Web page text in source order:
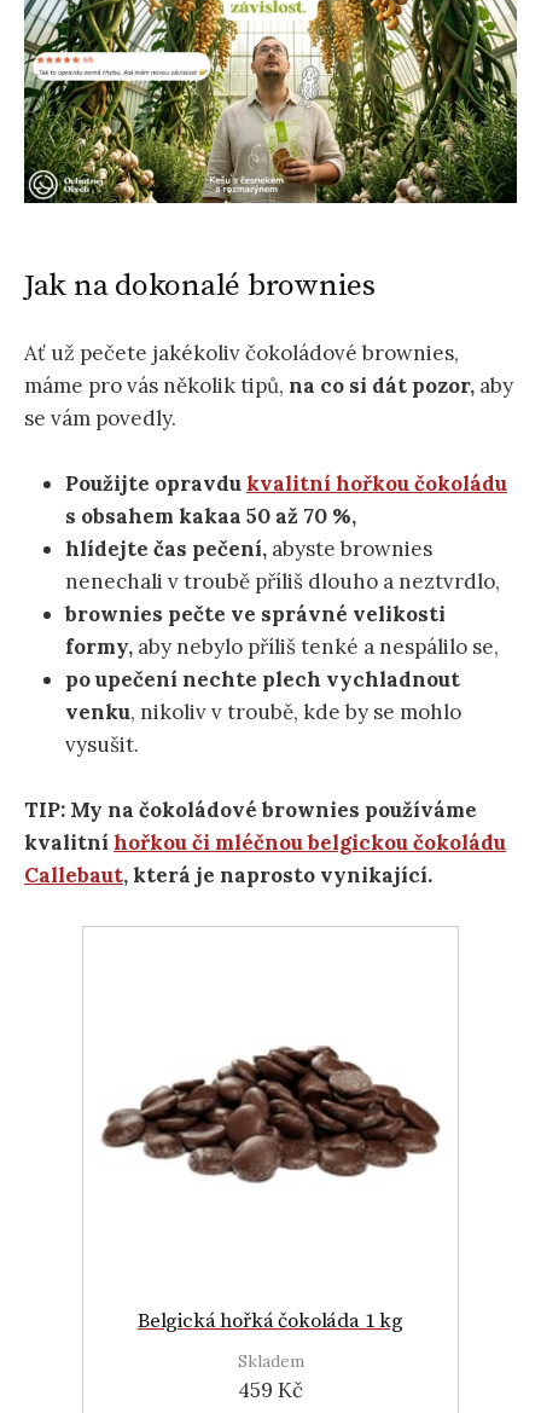
Jak na dokonalé brownies
Ať už pečete jakékoliv čokoládové brownies,
máme pro vás několik tipů, na co si dát pozor, aby
se vám povedly.
Použijte opravdu kvalitní hořkou čokoládu
s obsahem kakaa 50 až 70 %,
hlídejte čas pečení, abyste brownies
nenechali v troubě příliš dlouho a neztvrdlo,
brownies pečte ve správné velikosti
formy, aby nebylo příliš tenké a nespálilo se,
po upečení nechte plech vychladnout
venku, nikoliv v troubě, kde by se mohlo
vysušit.
TIP: My na čokoládové brownies používáme
kvalitní hořkou či mléčnou belgickou čokoládu
Callebaut, která je naprosto vynikající.
Belgická hořká čokoláda 1 kg
Skladem
459 Kč